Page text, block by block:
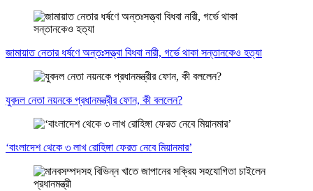
জামায়াত নেতার ধর্ষণে অন্তঃসত্ত্বা বিধবা নারী, গর্ভে থাকা সন্তানকেও হত্যা
যুবদল নেতা নয়নকে প্রধানমন্ত্রীর ফোন, কী বললেন?
‘বাংলাদেশ থেকে ৩ লাখ রোহিঙ্গা ফেরত নেবে মিয়ানমার’